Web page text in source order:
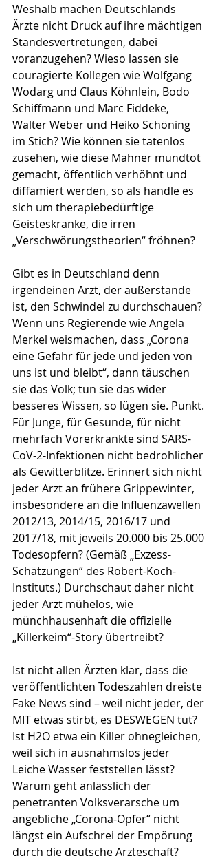
Weshalb machen Deutschlands
Ärzte nicht Druck auf ihre mächtigen
Standesvertretungen, dabei
voranzugehen? Wieso lassen sie
couragierte Kollegen wie Wolfgang
Wodarg und Claus Köhnlein, Bodo
Schiffmann und Marc Fiddeke,
Walter Weber und Heiko Schöning
im Stich? Wie können sie tatenlos
zusehen, wie diese Mahner mundtot
gemacht, öffentlich verhöhnt und
diffamiert werden, so als handle es
sich um therapiebedürftige
Geisteskranke, die irren
„Verschwörungstheorien“ fröhnen?
Gibt es in Deutschland denn
irgendeinen Arzt, der außerstande
ist, den Schwindel zu durchschauen?
Wenn uns Regierende wie Angela
Merkel weismachen, dass „Corona
eine Gefahr für jede und jeden von
uns ist und bleibt“, dann täuschen
sie das Volk; tun sie das wider
besseres Wissen, so lügen sie. Punkt.
Für Junge, für Gesunde, für nicht
mehrfach Vorerkrankte sind SARS-
CoV-2-Infektionen nicht bedrohlicher
als Gewitterblitze. Erinnert sich nicht
jeder Arzt an frühere Grippewinter,
insbesondere an die Influenzawellen
2012/13, 2014/15, 2016/17 und
2017/18, mit jeweils 20.000 bis 25.000
Todesopfern? (Gemäß „Exzess-
Schätzungen“ des Robert-Koch-
Instituts.) Durchschaut daher nicht
jeder Arzt mühelos, wie
münchhausenhaft die offizielle
„Killerkeim“-Story übertreibt?
Ist nicht allen Ärzten klar, dass die
veröffentlichten Todeszahlen dreiste
Fake News sind – weil nicht jeder, der
MIT etwas stirbt, es DESWEGEN tut?
Ist H2O etwa ein Killer ohnegleichen,
weil sich in ausnahmslos jeder
Leiche Wasser feststellen lässt?
Warum geht anlässlich der
penetranten Volksverarsche um
angebliche „Corona-Opfer“ nicht
längst ein Aufschrei der Empörung
durch die deutsche Ärzteschaft?